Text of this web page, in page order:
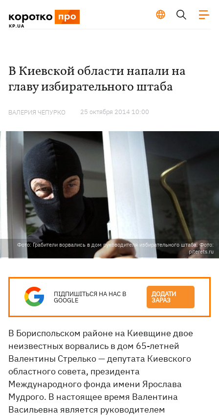
В Киевской области напали на
главу избирательного штаба
ВАЛЕРИЯ ЧЕПУРКО 25 октября 2014 10:00
Фото: Грабители ворвались в дом руководителя избирательного штаба. Фото:
piterets.ru
ПІДПИШІТЬСЯ НА НАС В
GOOGLE
ДОДАТИ
ЗАРАЗ
В Бориспольском районе на Киевщине двое
неизвестных ворвались в дом 65-летней
Валентины Стрелько — депутата Киевского
областного совета, президента
Международного фонда имени Ярослава
Мудрого. В настоящее время Валентина
Васильевна является руководителем